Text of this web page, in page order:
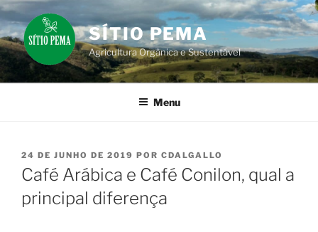
Pular
para
o
conteúdo
SÍTIO PEMA
Agricultura Orgânica e Sustentável
Menu
PUBLICADO
EM
24 DE JUNHO DE 2019 POR CDALGALLO
Café Arábica e Café Conilon, qual a
principal diferença